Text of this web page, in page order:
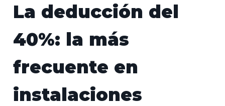
La deducción del
40%: la más
frecuente en
instalaciones